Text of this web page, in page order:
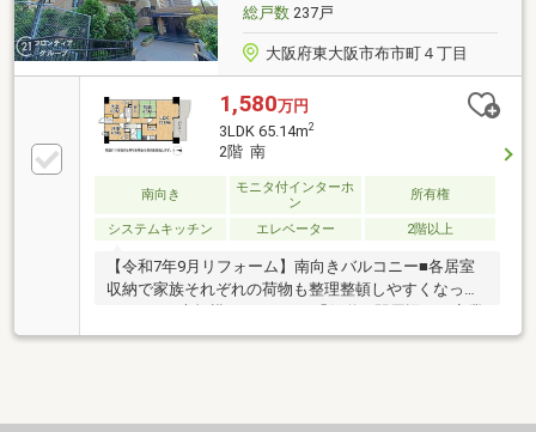
総戸数237戸
大阪府東大阪市布市町４丁目
1,580万円
3LDK 65.14m2
2階 南
南向き
モニタ付インターホ
ン
所有権
システムキッチン エレベーター 2階以上
【令和7年9月リフォーム】南向きバルコニー■各居室
収納で家族それぞれの荷物も整理整頓しやすくなって
います。■大規模マンション■「住道」駅周辺には商業
施設が多数あります。